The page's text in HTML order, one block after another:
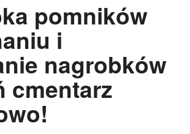
pomników
i
nagrobków
cmentarz